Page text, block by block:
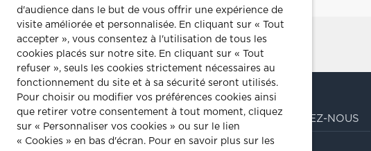
M&M CONSEIL CONTACTEZ-NOUS
d'audience dans le but de vous offrir une expérience de
visite améliorée et personnalisée. En cliquant sur « Tout
accepter », vous consentez à l'utilisation de tous les
cookies placés sur notre site. En cliquant sur « Tout
refuser », seuls les cookies strictement nécessaires au
fonctionnement du site et à sa sécurité seront utilisés.
Pour choisir ou modifier vos préférences cookies ainsi
que retirer votre consentement à tout moment, cliquez
sur « Personnaliser vos cookies » ou sur le lien
« Cookies » en bas d'écran. Pour en savoir plus sur les